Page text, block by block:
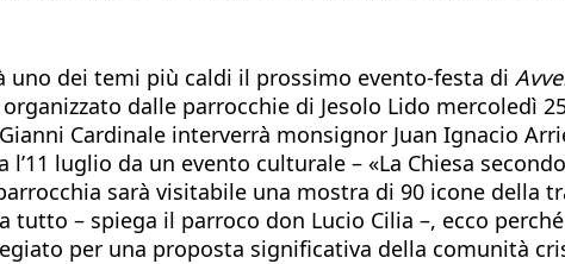
uno dei temi più caldi il prossimo evento-festa di
dalle parrocchie di Jesolo Lido mercoledì
Cardinale interverrà monsignor Juan Ignacio
luglio da un evento culturale – «La Chiesa
sarà visitabile una mostra di 90 icone della
tutto – spiega il parroco don Lucio Cilia –, ecco
per una proposta significativa della comunità